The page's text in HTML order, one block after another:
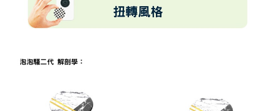
５．嚴禁一人註冊多個帳號或使用他人資訊註冊。若發現惡意使用之情形，
恩沛科技股份有限公司將有權停止該用戶之使用額度並採取法律行動。